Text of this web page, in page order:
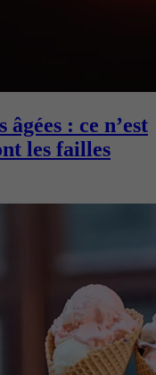
: ce n’est
les failles